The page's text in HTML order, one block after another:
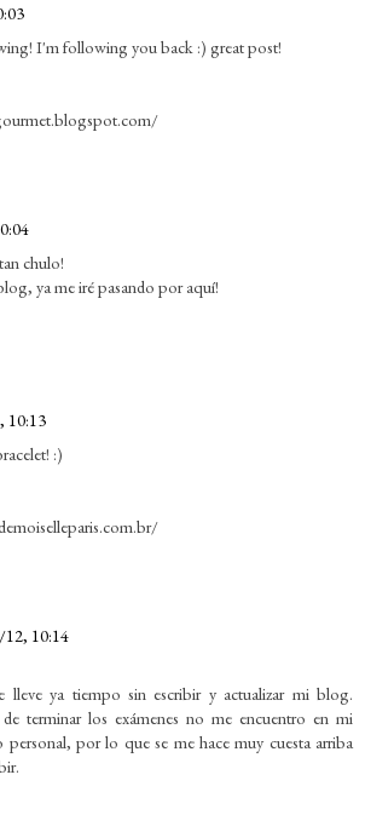
I'm following you back :) great post!
chulo!
ya me iré pasando por aquí!
10:13
:)
10:14
lleve ya tiempo sin escribir y actualizar mi blog.
terminar los exámenes no me encuentro en mi
por lo que se me hace muy cuesta arriba